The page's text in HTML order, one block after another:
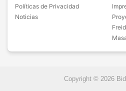
Políticas de Privacidad
Noticias
Copyright © 2026